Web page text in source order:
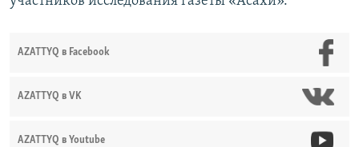
AZATTYQ в Facebook
AZATTYQ в VK
AZATTYQ в Youtube